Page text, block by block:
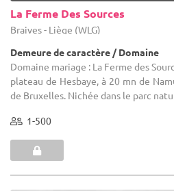
La Ferme Des Sources
Braives - Liège (WLG)
Demeure de caractère / Domaine
Domaine mariage : La Ferme des
plateau de Hesbaye, à 20 mn de
de Bruxelles. Nichée dans le parc
1-500